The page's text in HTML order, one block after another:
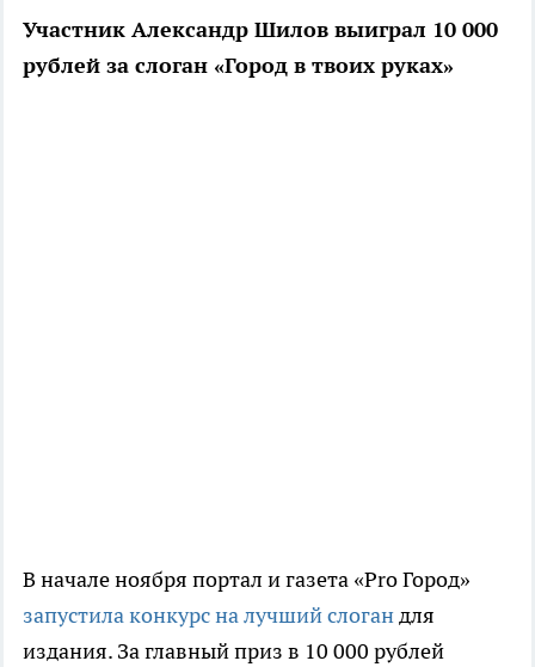
Участник Александр Шилов выиграл 10 000
рублей за слоган «Город в твоих руках»
В начале ноября портал и газета «Pro Город»
запустила конкурс на лучший слогандля
издания. За главный приз в 10 000 рублей